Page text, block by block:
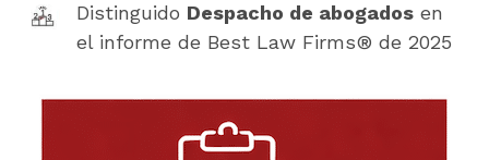
Distinguido Despacho de abogados en
el informe de Best Law Firms® de 2025